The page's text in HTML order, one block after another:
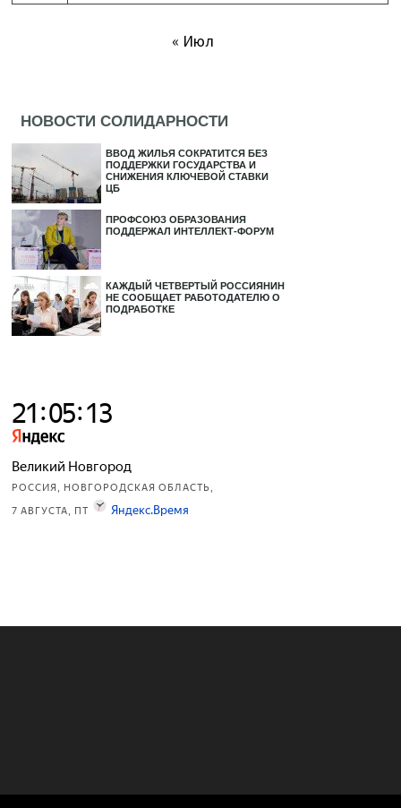
« Июл
НОВОСТИ СОЛИДАРНОСТИ
ВВОД ЖИЛЬЯ СОКРАТИТСЯ БЕЗ
ПОДДЕРЖКИ ГОСУДАРСТВА И
СНИЖЕНИЯ КЛЮЧЕВОЙ СТАВКИ
ЦБ
ПРОФСОЮЗ ОБРАЗОВАНИЯ
ПОДДЕРЖАЛ ИНТЕЛЛЕКТ-ФОРУМ
КАЖДЫЙ ЧЕТВЕРТЫЙ РОССИЯНИН
НЕ СООБЩАЕТ РАБОТОДАТЕЛЮ О
ПОДРАБОТКЕ